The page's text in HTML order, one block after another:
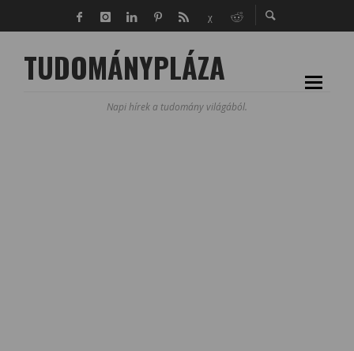
TUDOMÁNYPLÁZA
Napi hírek a tudomány világából.